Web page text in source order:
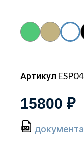
Артикул
15800 ₽